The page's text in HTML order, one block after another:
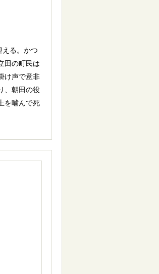
る。かつ
田の町民は
け声で意非
、朝田の役
を噛んで死